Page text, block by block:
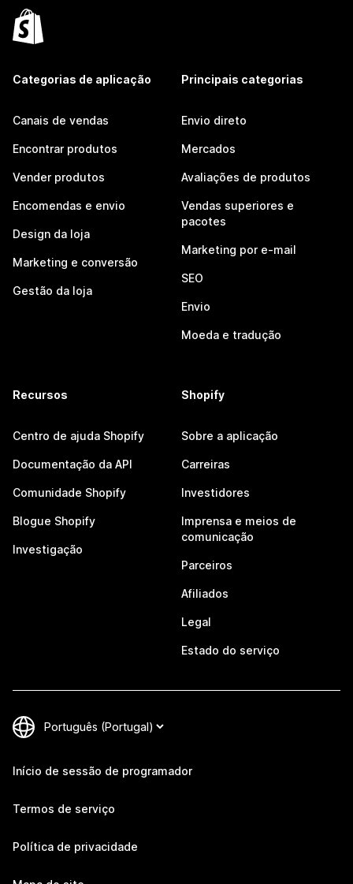
Categorias de aplicação
Canais de vendas
Encontrar produtos
Vender produtos
Encomendas e envio
Design da loja
Marketing e conversão
Gestão da loja
Principais categorias
Envio direto
Mercados
Avaliações de produtos
Vendas superiores e
pacotes
Marketing por e-mail
SEO
Envio
Moeda e tradução
Recursos
Centro de ajuda Shopify
Documentação da API
Comunidade Shopify
Blogue Shopify
Investigação
Shopify
Sobre a aplicação
Carreiras
Investidores
Imprensa e meios de
comunicação
Parceiros
Afiliados
Legal
Estado do serviço
Início de sessão de programador
Termos de serviço
Política de privacidade